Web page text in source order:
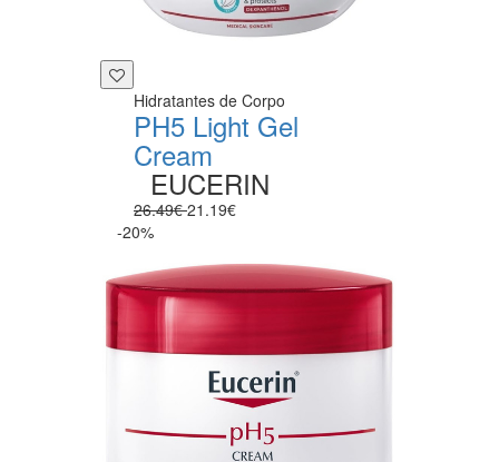
Hidratantes de Corpo
PH5 Light Gel
Cream
EUCERIN
26.49€21.19€
-20%